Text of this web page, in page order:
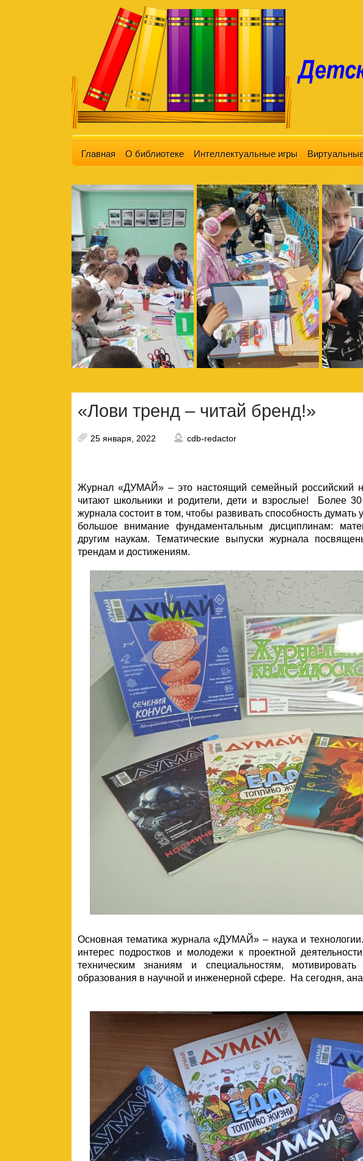
Главная О библиотеке Интеллектуальные игры
«Лови тренд – читай бренд!»
25 января, 2022 cdb-redactor
Журнал «ДУМАЙ» – это настоящий семейный российский
читают школьники и родители, дети и взрослые! Более
журнала состоит в том, чтобы развивать способность думать
большое внимание фундаментальным дисциплинам:
другим наукам. Тематические выпуски журнала
трендам и достижениям.
Основная тематика журнала «ДУМАЙ» – наука и
интерес подростков и молодежи к проектной
техническим знаниям и специальностям,
образования в научной и инженерной сфере. На сегодня,